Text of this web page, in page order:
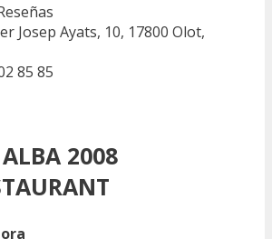
Josep Ayats, 10, 17800 Olot,
85 85
2008